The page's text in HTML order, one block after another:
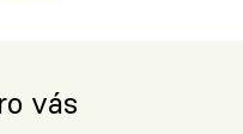
vás